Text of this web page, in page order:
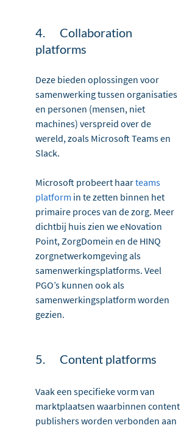
4.	Collaboration
platforms
Deze bieden oplossingen voor
samenwerking tussen organisaties
en personen (mensen, niet
machines) verspreid over de
wereld, zoals Microsoft Teams en
Slack.
Microsoft probeert haar teams
platform in te zetten binnen het
primaire proces van de zorg. Meer
dichtbij huis zien we eNovation
Point, ZorgDomein en de HINQ
zorgnetwerkomgeving als
samenwerkingsplatforms. Veel
PGO’s kunnen ook als
samenwerkingsplatform worden
gezien.
5.	Content platforms
Vaak een specifieke vorm van
marktplaatsen waarbinnen content
publishers worden verbonden aan